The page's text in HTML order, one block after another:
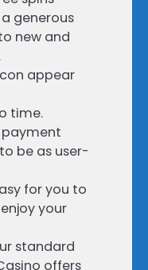
generous
new and
appear
time.
payment
be as user-
for you to
your
standard
offers